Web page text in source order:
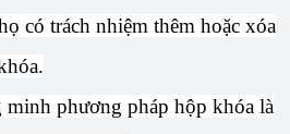
có trách nhiệm thêm hoặc xóa
phương pháp hộp khóa là